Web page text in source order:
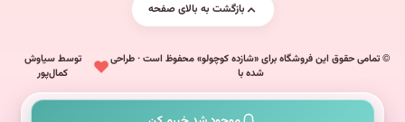
بازگشت به بالای صفحه
© تمامی حقوق این فروشگاه برای «شازده کوچولو» محفوظ است · طراحی
شده با
توسط سیاوش
کمال‌پور